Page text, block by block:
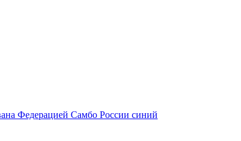
Федерацией Самбо России синий